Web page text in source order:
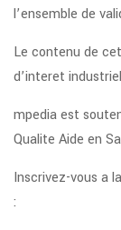
l’ensemble de
Le contenu de
d’interet
mpedia est
Qualite Aide en
Inscrivez-vous a
: